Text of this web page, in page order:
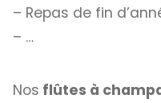
– Repas de fin
– …
Nos flûtes à